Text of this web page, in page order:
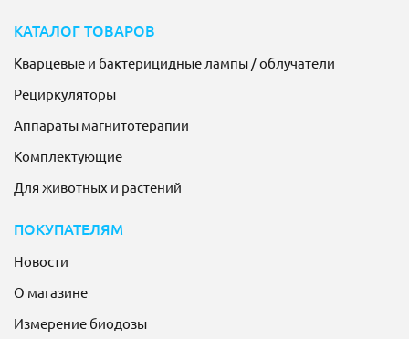
КАТАЛОГ ТОВАРОВ
Кварцевые и бактерицидные лампы / облучатели
Рециркуляторы
Аппараты магнитотерапии
Комплектующие
Для животных и растений
ПОКУПАТЕЛЯМ
Новости
О магазине
Измерение биодозы